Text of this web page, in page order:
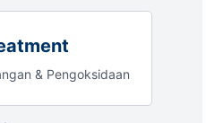
& Pengoksidaan